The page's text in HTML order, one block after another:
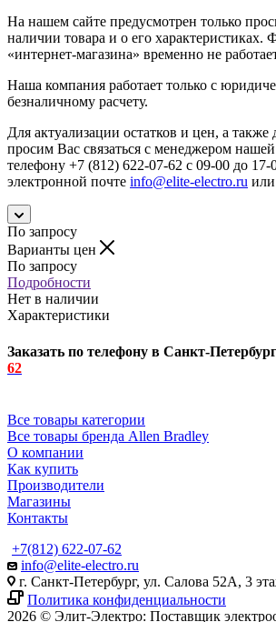
На нашем сайте предусмотрен только
наличии товара и о его характеристиках.
«интернет-магазина» временно не
Наша компания работает только с
безналичному расчету.
Для актуализации остатков и цен, а также
просим Вас связаться с менеджером
телефону +7 (812) 622-07-62 с 09-00 до 17-
электронной почте info@elite-electro.ru или
По запросу
Варианты цен
По запросу
Подробности
Нет в наличии
Характеристики
Заказать по телефону в Санкт-
62
Все товары категории
Все товары бренда Allen Bradley
О компании
Как купить
Производители
Магазины
Контакты
+7(812) 622-07-62
info@elite-electro.ru
г. Санкт-Петербург, ул. Салова 52А, 3
Политика конфиденциальности
2026 © Элит-Электро: Поставщик